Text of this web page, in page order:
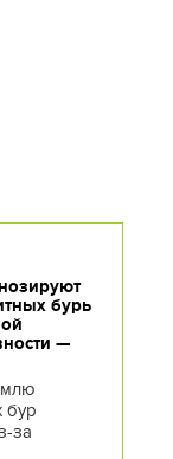
бурь
—
бур
за